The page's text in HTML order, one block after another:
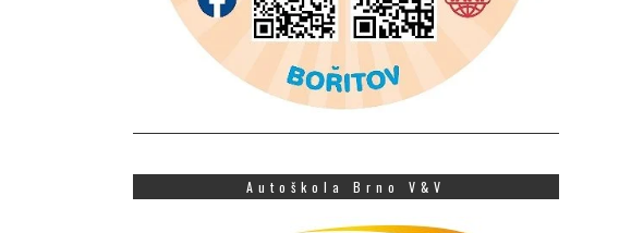
Autoškola Brno V&V